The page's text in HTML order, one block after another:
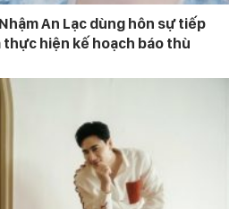
An Lạc dùng hôn sự tiếp
thực hiện kế hoạch báo thù